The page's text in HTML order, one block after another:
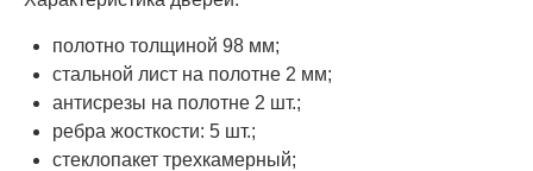
полотно толщиной 98 мм;
стальной лист на полотне 2 мм;
антисрезы на полотне 2 шт.;
ребра жосткости: 5 шт.;
стеклопакет трехкамерный;